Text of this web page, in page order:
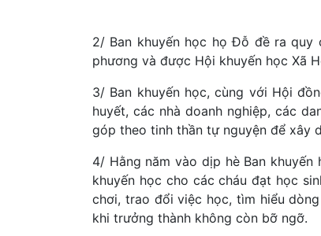
2/ Ban khuyến học họ Đỗ đề ra
phương và được Hội khuyến học Xã
3/ Ban khuyến học, cùng với Hội
huyết, các nhà doanh nghiệp, các
góp theo tinh thần tự nguyện để xây
4/ Hằng năm vào dịp hè Ban
khuyến học cho các cháu đạt học
chơi, trao đổi việc học, tìm hiểu
khi trưởng thành không còn bỡ ngỡ.